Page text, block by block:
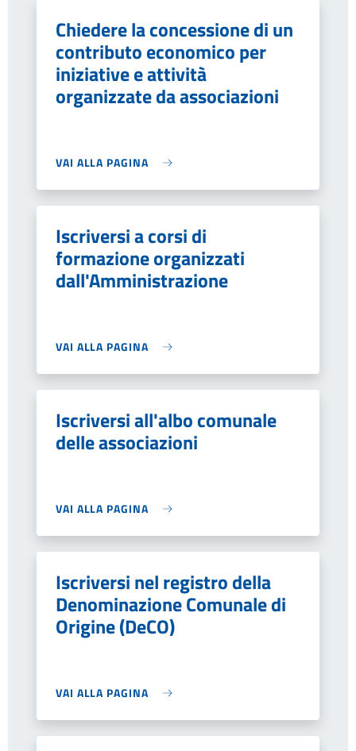
Chiedere la concessione di un
contributo economico per
iniziative e attività
organizzate da associazioni
VAI ALLA PAGINA
Iscriversi a corsi di
formazione organizzati
dall'Amministrazione
VAI ALLA PAGINA
Iscriversi all'albo comunale
delle associazioni
VAI ALLA PAGINA
Iscriversi nel registro della
Denominazione Comunale di
Origine (DeCO)
VAI ALLA PAGINA